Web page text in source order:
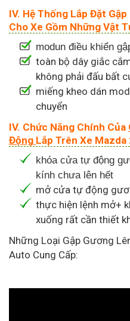
IV. Hệ Thống Lắp Đặt
Cho Xe Gồm Những Vật
modun điều khiển
toàn bộ dây giắc
không phải đấu bất
miếng kheo dán
chuyển
IV. Chức Năng Chính Của
Động Lắp Trên Xe Mazda
khóa cửa tự động
kính chưa lên hết
mở cửa tự động
thực hiện lệnh mở+
xuống rất cần thiết
Những Loại Gập Gương
Auto Cung Cấp: